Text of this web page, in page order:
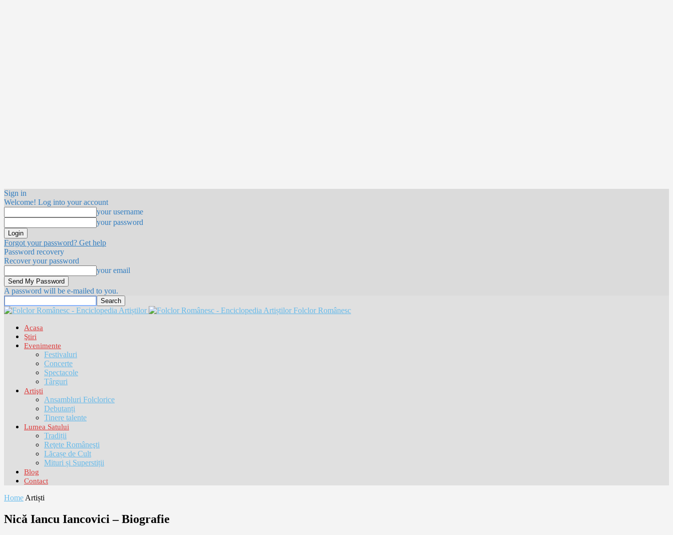
Sign in
Welcome! Log into your account
your username
your password
Forgot your password? Get help
Password recovery
Recover your password
your email
A password will be e-mailed to you.
Folclor Românesc
Acasa
Ştiri
Evenimente
Festivaluri
Concerte
Spectacole
Târguri
Artişti
Ansambluri Folclorice
Debutanți
Tinere talente
Lumea Satului
Tradiții
Reţete Româneşti
Lăcașe de Cult
Mituri și Superstiții
Blog
Contact
Home Artiști
Nică Iancu Iancovici – Biografie